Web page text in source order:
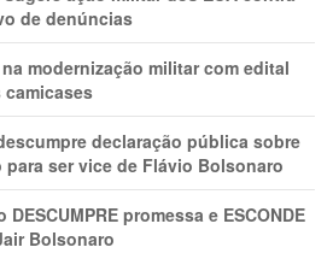
de denúncias
modernização militar com edital
camicases
declaração pública sobre
ser vice de Flávio Bolsonaro
promessa e ESCONDE
Bolsonaro